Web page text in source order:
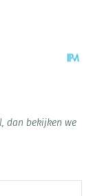
dan bekijken we